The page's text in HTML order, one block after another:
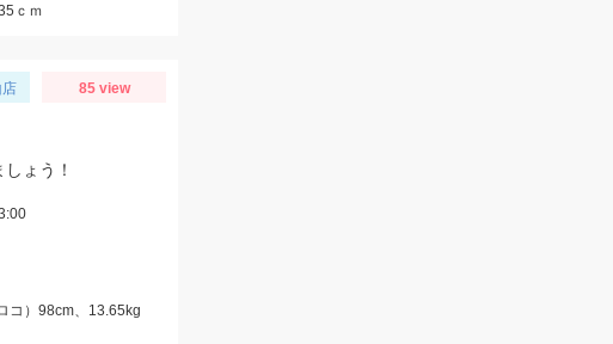
ｃｍ
店 85 view
ょう！
コ）98cm、13.65kg